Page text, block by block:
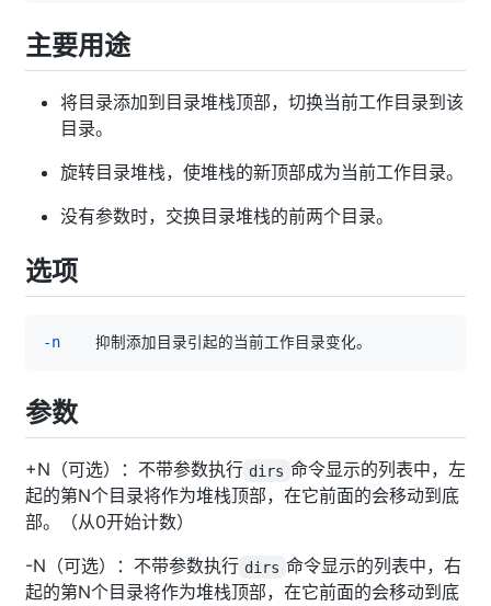
主要用途
将目录添加到目录堆栈顶部，切换当前工作目录到该
目录。
旋转目录堆栈，使堆栈的新顶部成为当前工作目录。
没有参数时，交换目录堆栈的前两个目录。
选项
-n
参数
+N（可选）：不带参数执行 dirs 命令显示的列表中，左
起的第N个目录将作为堆栈顶部，在它前面的会移动到底
部。（从0开始计数）
-N（可选）：不带参数执行 dirs 命令显示的列表中，右
起的第N个目录将作为堆栈顶部，在它前面的会移动到底